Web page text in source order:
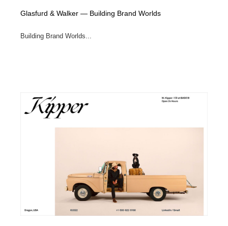
Glasfurd & Walker — Building Brand Worlds
Building Brand Worlds...